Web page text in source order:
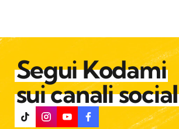
Segui Kodami
sui canali social